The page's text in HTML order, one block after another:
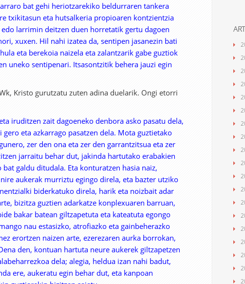
bat gehi heriotzarekiko beldurraren tankera
txikitasun eta hutsalkeria propioaren kontzientzia
larrimin deitzen duen horretatik gertu dagoen
xuxen. Hil nahi izatea da, sentipen jasanezin bati
eta berekoia naizela eta zalantzarik gabe guztiok
uneko sentipenari. Itsasontzitik behera jauzi egin
Kristo gurutzatu zuten adina duelarik. Ongi etorri
iruditzen zait dagoeneko denbora asko pasatu dela,
eta azkarrago pasatzen dela. Mota guztietako
zer den ona eta zer den garrantzitsua eta zer
jarraitu behar dut, jakinda hartutako erabakien
galdu ditudala. Eta konturatzen hasia naiz,
aukerak murriztu egingo direla, eta bazter utziko
biderkatuko direla, harik eta noizbait adar
bizitza guztien adarkatze konplexuaren barruan,
bakar batean giltzapetuta eta kateatuta egongo
nau estasizko, atrofiazko eta gainbeherazko
erortzen naizen arte, ezerezaren aurka borrokan,
den, kontuan hartuta neure aukerek giltzapetzen
dela; alegia, heldua izan nahi badut,
ere, aukeratu egin behar dut, eta kanpoan